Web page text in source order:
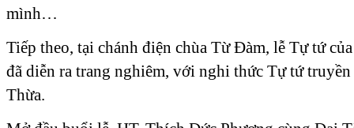
mình…
Tiếp theo, tại chánh điện chùa Từ Đàm, lễ Tự tứ
đã diễn ra trang nghiêm, với nghi thức Tự tứ
Thừa.